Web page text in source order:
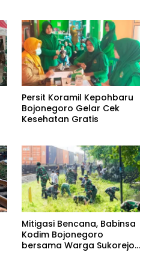
Persit Koramil Kepohbaru
Bojonegoro Gelar Cek
Kesehatan Gratis
Mitigasi Bencana, Babinsa
Kodim Bojonegoro
bersama Warga Sukorejo